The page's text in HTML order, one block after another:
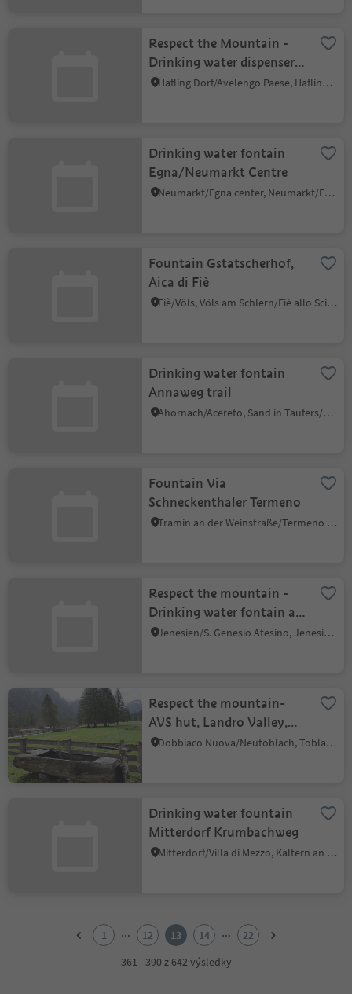
Respect the Mountain -
Drinking water dispenser,
Outdoor Kids Camp
Hafling Dorf/Avelengo Paese, Hafling/Avelengo, Meran/Merano and environs
Drinking water fontain
Egna/Neumarkt Centre
Neumarkt/Egna center, Neumarkt/Egna, Alto Adige Wine Road
Fountain Gstatscherhof,
Aica di Fiè
Fiè/Völs, Völs am Schlern/Fiè allo Sciliar, Dolomites Region Seiser Alm
Drinking water fontain
Annaweg trail
Ahornach/Acereto, Sand in Taufers/Campo Tures, Ahrntal/Valle Aurina
Fountain Via
Schneckenthaler Termeno
Tramin an der Weinstraße/Termeno sulla Strada del Vino, Alto Adige Wine Road
Respect the mountain -
Drinking water fontain at
Jenesien
Jenesien/S. Genesio Atesino, Jenesien/San Genesio Atesino, Bolzano/Bozen and environs
Respect the mountain-
AVS hut, Landro Valley,
Dobbiaco
Dobbiaco Nuova/Neutoblach, Toblach/Dobbiaco, Dolomites Region 3 Zinnen
Drinking water fountain
Mitterdorf Krumbachweg
Mitterdorf/Villa di Mezzo, Kaltern an der Weinstraße/Caldaro sulla Strada del Vino, Alto Adige Wine Road
1 ... 12 13 14 ...
22
361 - 390 z 642 výsledky